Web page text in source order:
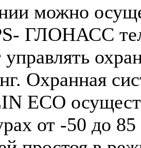
можно
ГЛОНАСС
управлять
Охранная
ECO
от -50 до